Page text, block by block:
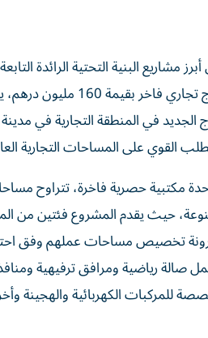
مشاريع البنية التحتية الرائدة
الأعمال الملاحية 2»
القوي على المساحات التجارية
حيث يقدم المشروع فئتين
تخصيص مساحات عملهم وفق
للمركبات الكهربائية والهجينة